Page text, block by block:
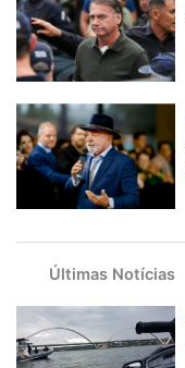
Últimas Notícias